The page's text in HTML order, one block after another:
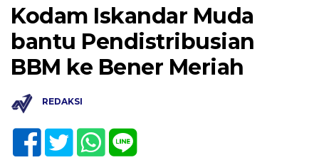
Kodam Iskandar Muda
bantu Pendistribusian
BBM ke Bener Meriah
REDAKSI